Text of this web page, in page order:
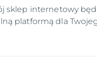
sklep internetowy
platformą dla